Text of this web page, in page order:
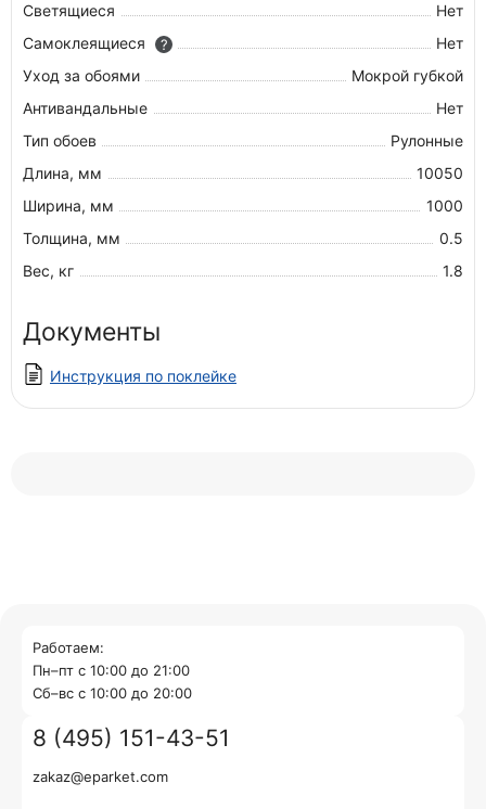
Cветящиеся
Нет
Самоклеящиеся
?
Нет
Уход за обоями
Мокрой губкой
Антивандальные
Нет
Тип обоев
Рулонные
Длина, мм
10050
Ширина, мм
1000
Толщина, мм
0.5
Вес, кг
1.8
Документы
Инструкция по поклейке
Работаем:
Пн–пт с 10:00 до 21:00
Cб–вс с 10:00 до 20:00
8 (495) 151-43-51
zakaz@eparket.com